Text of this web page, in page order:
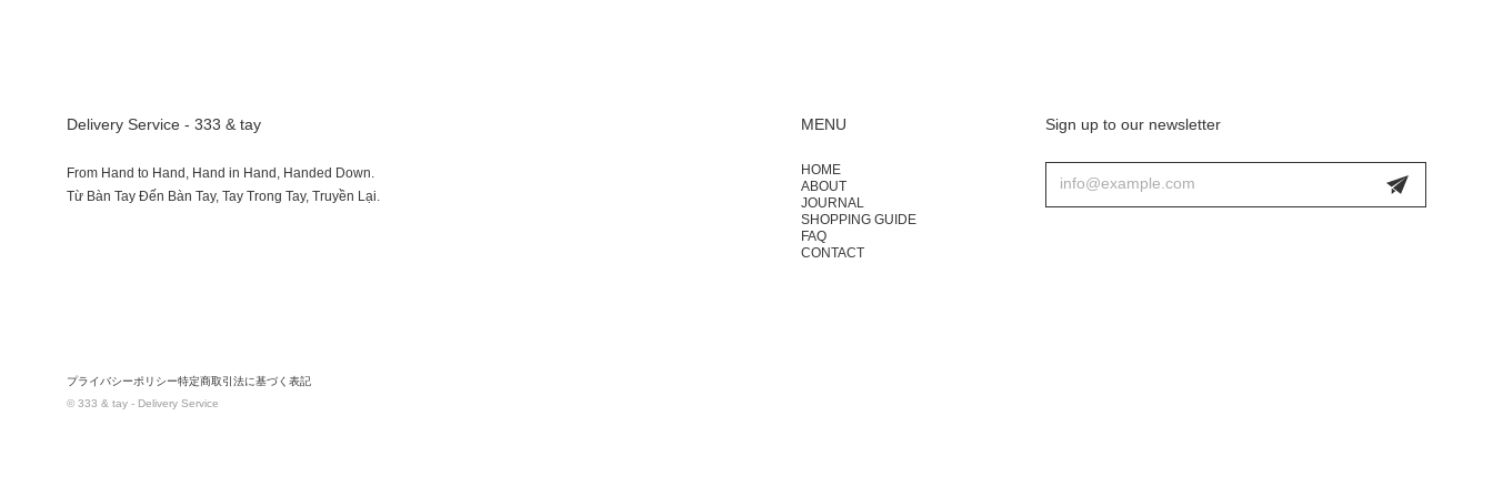
Delivery Service - 333 & tay
From Hand to Hand, Hand in Hand, Handed Down.
MENU
HOME
ABOUT
JOURNAL
SHOPPING GUIDE
FAQ
CONTACT
Sign up to our newsletter
プライバシーポリシー特定商取引法に基づく表記
© 333 & tay - Delivery Service